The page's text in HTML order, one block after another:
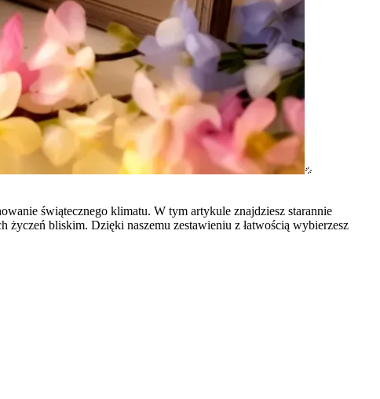
świątecznego klimatu. W tym artykule znajdziesz starannie
bliskim. Dzięki naszemu zestawieniu z łatwością wybierzesz